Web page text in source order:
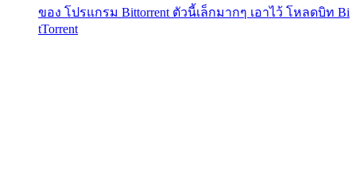
ของ โปรแกรม Bittorrent ตัวนี้เล็กมากๆ เอาไว้ โหลดบิท Bi
tTorrent